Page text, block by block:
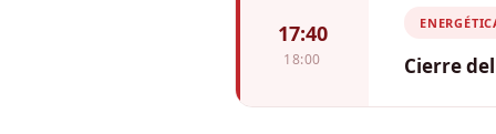
Daniel
17:40
18:00 Cierre